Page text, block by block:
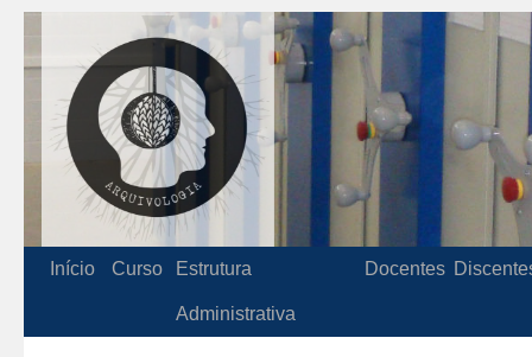
Início Curso Estrutura
Administrativa
Docentes